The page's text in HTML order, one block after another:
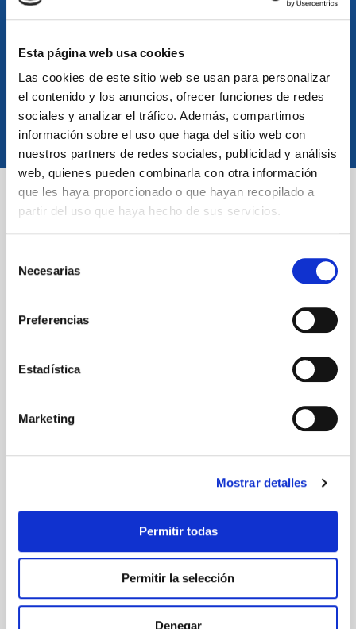
Esta página web usa cookies
Las cookies de este sitio web se usan para personalizar
el contenido y los anuncios, ofrecer funciones de redes
sociales y analizar el tráfico. Además, compartimos
información sobre el uso que haga del sitio web con
nuestros partners de redes sociales, publicidad y análisis
web, quienes pueden combinarla con otra información
que les haya proporcionado o que hayan recopilado a
partir del uso que haya hecho de sus servicios.
Necesarias
Preferencias
Estadística
Marketing
Mostrar detalles
Permitir todas
Permitir la selección
Denegar
Sabor y olor más placentero debido a la tecnología empleada.
Te presentamos nuestros productos
Proceso específico para líquidos